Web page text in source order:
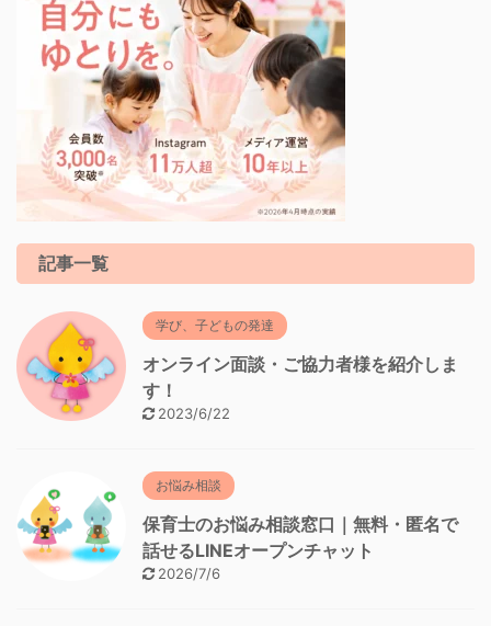
記事一覧
学び、子どもの発達
オンライン面談・ご協力者様を紹介しま
す！
2023/6/22
お悩み相談
保育士のお悩み相談窓口｜無料・匿名で
話せるLINEオープンチャット
2026/7/6